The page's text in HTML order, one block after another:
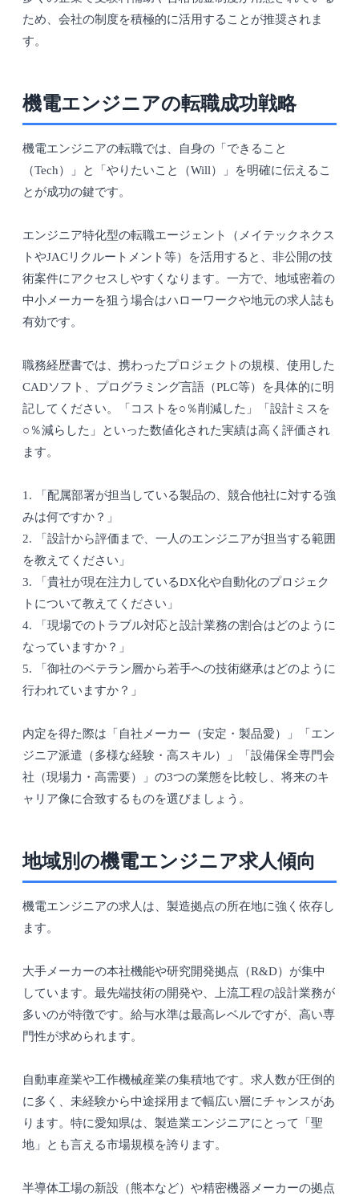
ため、会社の制度を積極的に活用することが推奨されま
す。
機電エンジニアの転職成功戦略
機電エンジニアの転職では、自身の「できること
（Tech）」と「やりたいこと（Will）」を明確に伝えるこ
とが成功の鍵です。
エンジニア特化型の転職エージェント（メイテックネクス
トやJACリクルートメント等）を活用すると、非公開の技
術案件にアクセスしやすくなります。一方で、地域密着の
中小メーカーを狙う場合はハローワークや地元の求人誌も
有効です。
職務経歴書では、携わったプロジェクトの規模、使用した
CADソフト、プログラミング言語（PLC等）を具体的に明
記してください。「コストを○％削減した」「設計ミスを
○％減らした」といった数値化された実績は高く評価され
ます。
1. 「配属部署が担当している製品の、競合他社に対する強
みは何ですか？」
2. 「設計から評価まで、一人のエンジニアが担当する範囲
を教えてください」
3. 「貴社が現在注力しているDX化や自動化のプロジェク
トについて教えてください」
4. 「現場でのトラブル対応と設計業務の割合はどのように
なっていますか？」
5. 「御社のベテラン層から若手への技術継承はどのように
行われていますか？」
内定を得た際は「自社メーカー（安定・製品愛）」「エン
ジニア派遣（多様な経験・高スキル）」「設備保全専門会
社（現場力・高需要）」の3つの業態を比較し、将来のキ
ャリア像に合致するものを選びましょう。
地域別の機電エンジニア求人傾向
機電エンジニアの求人は、製造拠点の所在地に強く依存し
ます。
大手メーカーの本社機能や研究開発拠点（R&D）が集中
しています。最先端技術の開発や、上流工程の設計業務が
多いのが特徴です。給与水準は最高レベルですが、高い専
門性が求められます。
自動車産業や工作機械産業の集積地です。求人数が圧倒的
に多く、未経験から中途採用まで幅広い層にチャンスがあ
ります。特に愛知県は、製造業エンジニアにとって「聖
地」とも言える市場規模を誇ります。
半導体工場の新設（熊本など）や精密機器メーカーの拠点